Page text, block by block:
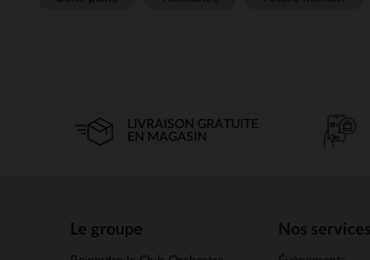
LIVRAISON GRATUITE
EN MAGASIN
Le groupe Nos services